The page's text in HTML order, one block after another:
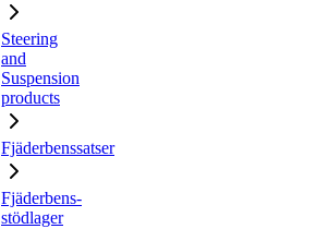
Steering
and
Suspension
products
Fjäderbenssatser
Fjäderbens-
stödlager